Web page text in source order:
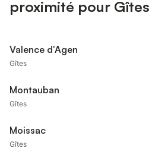
proximité pour Gîtes
Valence d'Agen
Gîtes
Montauban
Gîtes
Moissac
Gîtes